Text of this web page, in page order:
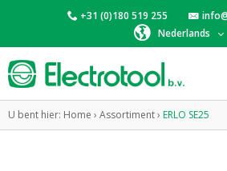
+31 (0)180 519 255
Nederlands
U bent hier: Home › Assortiment› ERLO SE25